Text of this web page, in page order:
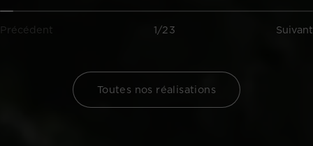
Précédent 1/23 Suivant
Toutes nos réalisations